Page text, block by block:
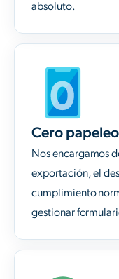
absoluto.
Cero
Nos encargamos
exportación, el
cumplimiento
gestionar